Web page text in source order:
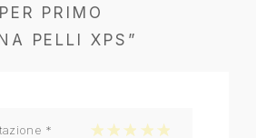
PRIMO
PELLI XPS”
* 1 stella su 5
2 stelle su 5
3 stelle su 5
4 stelle su 5